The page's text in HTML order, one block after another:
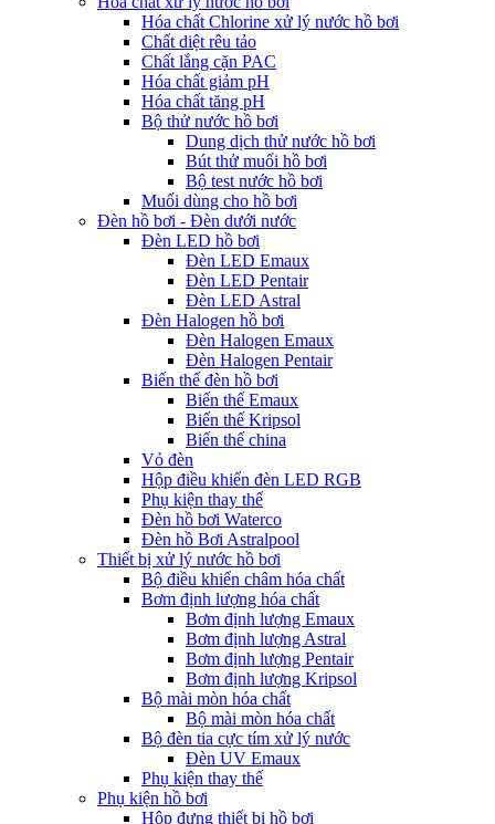
Hóa chất Chlorine xử lý nước hồ bơi
Chất diệt rêu tảo
Chất lắng cặn PAC
Hóa chất giảm pH
Hóa chất tăng pH
Bộ thử nước hồ bơi
Dung dịch thử nước hồ bơi
Bút thử muối hồ bơi
Bộ test nước hồ bơi
Muối dùng cho hồ bơi
Đèn hồ bơi - Đèn dưới nước
Đèn LED hồ bơi
Đèn LED Emaux
Đèn LED Pentair
Đèn LED Astral
Đèn Halogen hồ bơi
Đèn Halogen Emaux
Đèn Halogen Pentair
Biến thế đèn hồ bơi
Biến thế Emaux
Biến thế Kripsol
Biến thế china
Vỏ đèn
Hộp điều khiển đèn LED RGB
Phụ kiện thay thế
Đèn hồ bơi Waterco
Đèn hồ Bơi Astralpool
Thiết bị xử lý nước hồ bơi
Bộ điều khiển châm hóa chất
Bơm định lượng hóa chất
Bơm định lượng Emaux
Bơm định lượng Astral
Bơm định lượng Pentair
Bơm định lượng Kripsol
Bộ mài mòn hóa chất
Bộ mài mòn hóa chất
Bộ đèn tia cực tím xử lý nước
Đèn UV Emaux
Phụ kiện thay thế
Phụ kiện hồ bơi
Hộp đựng thiết bị hồ bơi